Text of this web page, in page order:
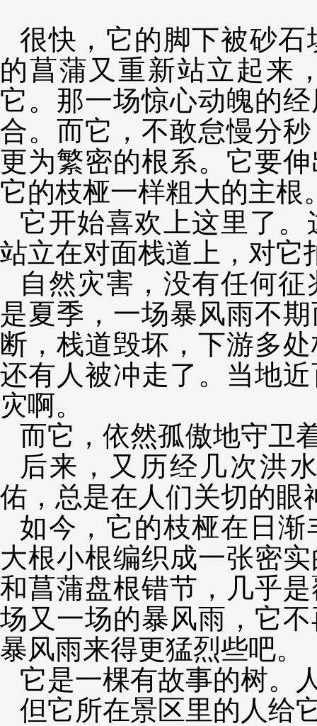
很快，它的脚下被砂
的菖蒲又重新站立起来
它。那一场惊心动魄的
合。而它，不敢怠慢分
更为繁密的根系。它要
它的枝桠一样粗大的主根
它开始喜欢上这里了
站立在对面栈道上，对它
自然灾害，没有任何
是夏季，一场暴风雨不
断，栈道毁坏，下游多
还有人被冲走了。当地
灾啊。
而它，依然孤傲地守卫
后来，又历经几次洪
佑，总是在人们关切的眼
如今，它的枝桠在日
大根小根编织成一张密
和菖蒲盘根错节，几乎
场又一场的暴风雨，它
暴风雨来得更猛烈些吧。
它是一棵有故事的树。
但它所在景区里的人给